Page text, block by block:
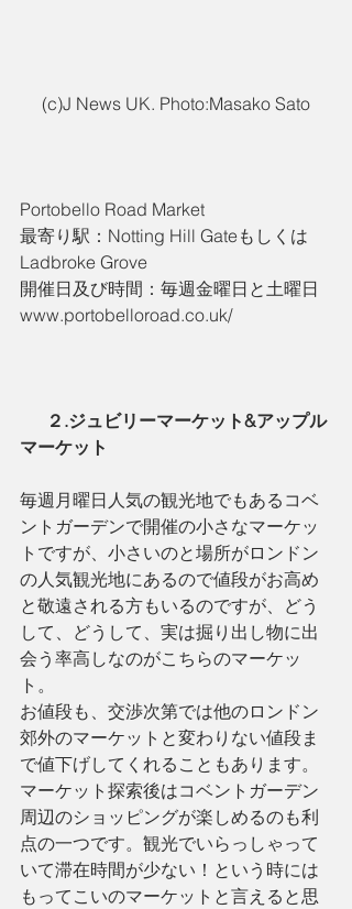
(c)J News UK. Photo:Masako Sato
Portobello Road Market
最寄り駅：Notting Hill Gateもしくは
Ladbroke Grove
開催日及び時間：毎週金曜日と土曜日
www.portobelloroad.co.uk/
マーケット
毎週月曜日人気の観光地でもあるコベ
ントガーデンで開催の小さなマーケッ
トですが、小さいのと場所がロンドン
の人気観光地にあるので値段がお高め
と敬遠される方もいるのですが、どう
して、どうして、実は掘り出し物に出
会う率高しなのがこちらのマーケッ
ト。
お値段も、交渉次第では他のロンドン
郊外のマーケットと変わりない値段ま
で値下げしてくれることもあります。
マーケット探索後はコベントガーデン
周辺のショッピングが楽しめるのも利
点の一つです。観光でいらっしゃって
いて滞在時間が少ない！という時には
もってこいのマーケットと言えると思